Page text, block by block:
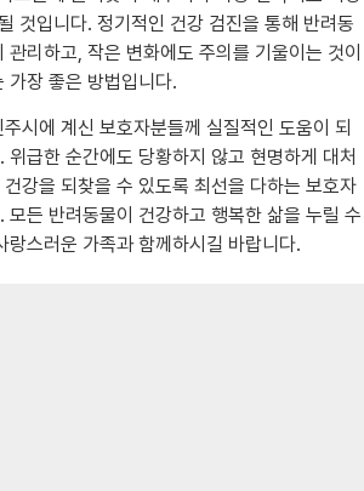
것입니다. 정기적인 건강 검진을 통해 반려동
리하고, 작은 변화에도 주의를 기울이는 것이
가장 좋은 방법입니다.
시에 계신 보호자분들께 실질적인 도움이 되
위급한 순간에도 당황하지 않고 현명하게 대처
강을 되찾을 수 있도록 최선을 다하는 보호자
모든 반려동물이 건강하고 행복한 삶을 누릴 수
랑스러운 가족과 함께하시길 바랍니다.